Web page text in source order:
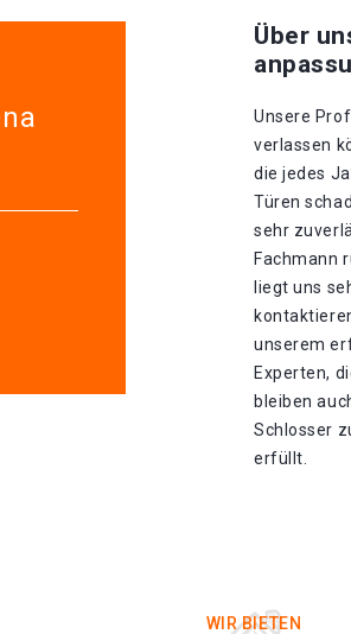
Über
Unsere
verlassen
die jedes
Türen
sehr
Fachmann
liegt uns
unserem
Experten,
bleiben
Schlosser
erfüllt.
WIR BIETEN